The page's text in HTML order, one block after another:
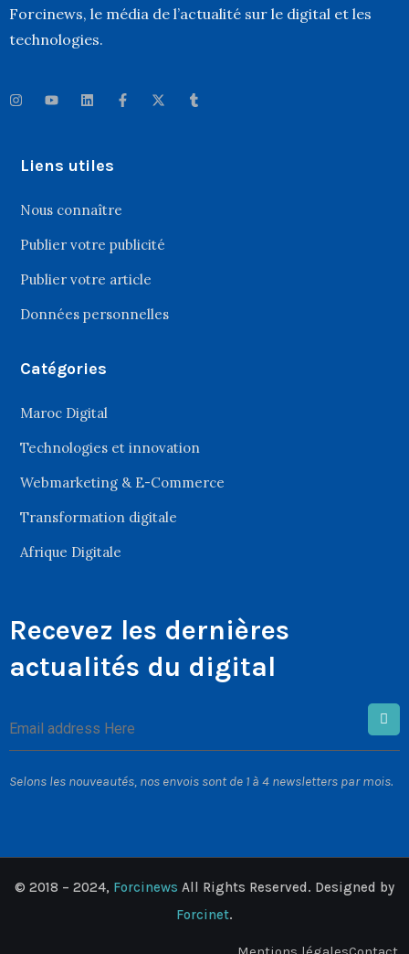
Forcinews, le média de l’actualité sur le digital et les
technologies.
Liens utiles
Nous connaître
Publier votre publicité
Publier votre article
Données personnelles
Catégories
Maroc Digital
Technologies et innovation
Webmarketing & E-Commerce
Transformation digitale
Afrique Digitale
Recevez les dernières
actualités du digital
Selons les nouveautés, nos envois sont de 1 à 4 newsletters par mois.
© 2018 – 2024, Forcinews All Rights Reserved. Designed by
Forcinet.